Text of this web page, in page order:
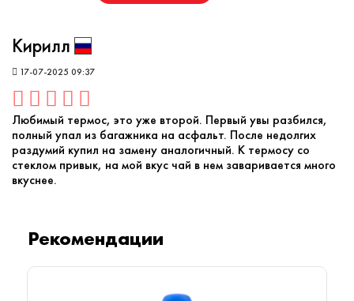
Кирилл
17-07-2025 09:37
Любимый термос, это уже второй. Первый увы разбился,
полный упал из багажника на асфальт. После недолгих
раздумий купил на замену аналогичный. К термосу со
стеклом привык, на мой вкус чай в нем заваривается много
вкуснее.
Рекомендации